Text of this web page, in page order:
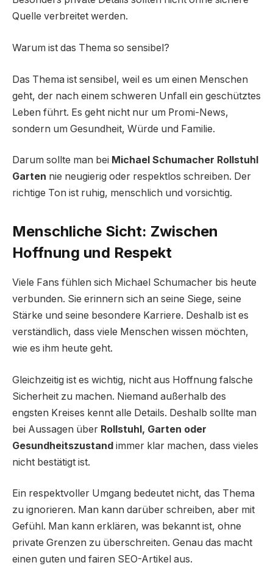
Quelle verbreitet werden.
Warum ist das Thema so sensibel?
Das Thema ist sensibel, weil es um einen Menschen
geht, der nach einem schweren Unfall ein geschütztes
Leben führt. Es geht nicht nur um Promi-News,
sondern um Gesundheit, Würde und Familie.
Darum sollte man bei Michael Schumacher Rollstuhl
Garten nie neugierig oder respektlos schreiben. Der
richtige Ton ist ruhig, menschlich und vorsichtig.
Menschliche Sicht: Zwischen
Hoffnung und Respekt
Viele Fans fühlen sich Michael Schumacher bis heute
verbunden. Sie erinnern sich an seine Siege, seine
Stärke und seine besondere Karriere. Deshalb ist es
verständlich, dass viele Menschen wissen möchten,
wie es ihm heute geht.
Gleichzeitig ist es wichtig, nicht aus Hoffnung falsche
Sicherheit zu machen. Niemand außerhalb des
engsten Kreises kennt alle Details. Deshalb sollte man
bei Aussagen über Rollstuhl, Garten oder
Gesundheitszustand immer klar machen, dass vieles
nicht bestätigt ist.
Ein respektvoller Umgang bedeutet nicht, das Thema
zu ignorieren. Man kann darüber schreiben, aber mit
Gefühl. Man kann erklären, was bekannt ist, ohne
private Grenzen zu überschreiten. Genau das macht
einen guten und fairen SEO-Artikel aus.